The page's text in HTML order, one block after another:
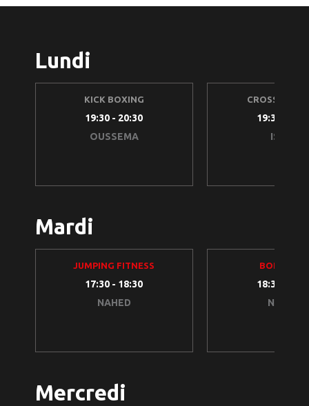
Lundi
KICK BOXING
19:30 - 20:30
OUSSEMA
CROSS
19:30 -
ISSAM
Mardi
JUMPING FITNESS
17:30 - 18:30
NAHED
BODY
18:30 -
NIDHAL
Mercredi